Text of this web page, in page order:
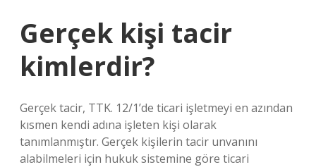
Gerçek kişi tacir
kimlerdir?
Gerçek tacir, TTK. 12/1’de ticari işletmeyi en azından
kısmen kendi adına işleten kişi olarak
tanımlanmıştır. Gerçek kişilerin tacir unvanını
alabilmeleri için hukuk sistemine göre ticari